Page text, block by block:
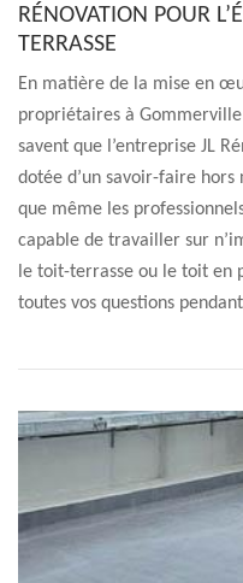
RÉNOVATION POUR
TERRASSE
En matière de la mise en
propriétaires à
savent que l’entreprise JL
dotée d’un savoir-faire
que même les
capable de travailler sur
le toit-terrasse ou le toit en
toutes vos questions